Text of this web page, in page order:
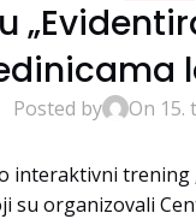
Posted by On 15.
interaktivni
su organizovali